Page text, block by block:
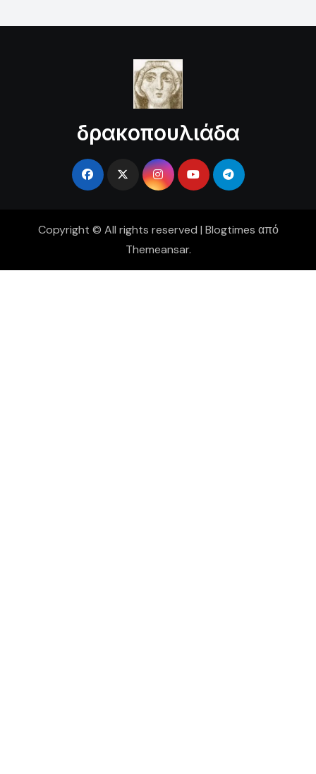
δρακοπουλιάδα
Copyright © All rights reserved | Blogtimes από
Themeansar.